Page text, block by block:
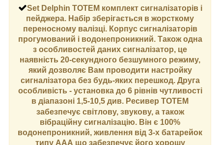
Set Delphin TOTEM комплект сигналізаторів і
пейджера. Набір зберігається в жорсткому
переносному валізці. Корпус сигналізаторів
прогумований і водонепроникний. Також одна
з особливостей даних сигналізатор, це
наявність 20-секундного безшумного режиму,
який дозволяє Вам проводити настройку
сигналізатора без будь-яких перешкод. Друга
особливість - установка до 6 рівнів чутливості
в діапазоні 1,5-10,5 див. Ресивер TOTEM
забезпечує світлову, звукову, а також
вібраційну сигналізацію. Він є 100%
водонепроникний, живлення від 3-х батарейок
типу ААА що забезпечує його хорошу